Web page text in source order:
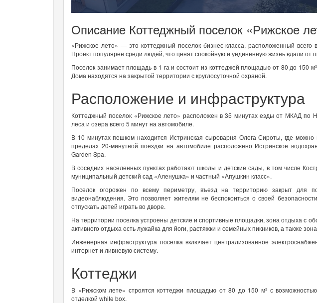
Описание Коттеджный поселок «Рижское
«Рижское лето» — это коттеджный поселок бизнес-класса, расположенный
Проект популярен среди людей, что ценят спокойную и уединенную жизнь вдали от
Поселок занимает площадь в 1 га и состоит из коттеджей площадью от 80 до 150
Дома находятся на закрытой территории с круглосуточной охраной.
Расположение и инфраструктура
Коттеджный поселок «Рижское лето» расположен в 35 минутах езды от МКАД по
леса и озера всего 5 минут на автомобиле.
В 10 минутах пешком находится Истринская сыроварня Олега Сироты, где
пределах 20-минутной поездки на автомобиле расположено Истринское
Garden Spa.
В соседних населенных пунктах работают школы и детские сады, в том числе
муниципальный детский сад «Аленушка» и частный «Апушкин класс».
Поселок огорожен по всему периметру, въезд на территорию закрыт для
видеонаблюдения. Это позволяет жителям не беспокоиться о своей
отпускать детей играть во дворе.
На территории поселка устроены детские и спортивные площадки, зона отдыха с
активного отдыха есть лужайка для йоги, растяжки и семейных пикников, а также
Инженерная инфраструктура поселка включает централизованное
интернет и ливневую систему.
Коттеджи
В «Рижском лете» строятся коттеджи площадью от 80 до 150 м² с
отделкой white box.